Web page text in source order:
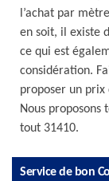
l’achat par
en soit, il existe
ce qui est
considération.
proposer un
Nous proposons
tout 31410.
Service de bon